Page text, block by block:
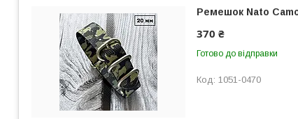
Ремешок Nato
370 ₴
Готово до відправки
1051-0470